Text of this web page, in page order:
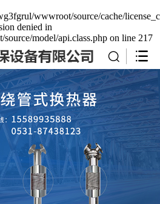
wwwroot/source/cache/
denied in
model/api.class.php on line 217